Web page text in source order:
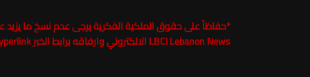
*
LBCI Lebanon News الالكتروني وارفاقه برابط الخبر Hyperlink تحت طائلة الملاحقة القانونية